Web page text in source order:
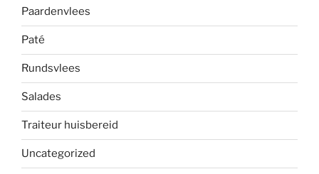
Paardenvlees
Paté
Rundsvlees
Salades
Traiteur huisbereid
Uncategorized